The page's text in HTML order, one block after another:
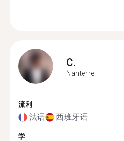
C.
Nanterre
流利
法语 西班牙语
学